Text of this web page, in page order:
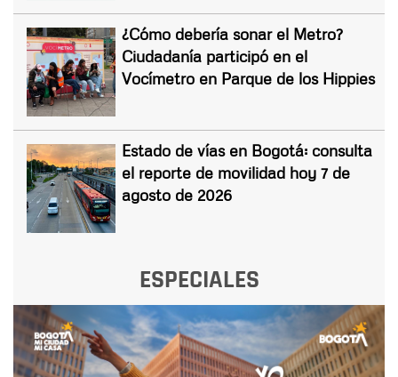
¿Cómo debería sonar el Metro?
Ciudadanía participó en el
Vocímetro en Parque de los Hippies
Estado de vías en Bogotá: consulta
el reporte de movilidad hoy 7 de
agosto de 2026
ESPECIALES